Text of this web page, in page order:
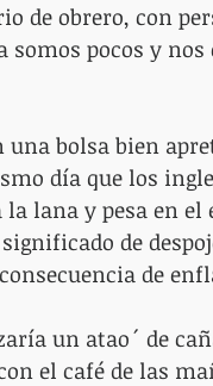
de obrero, con
pocos y
bolsa bien
día que los
lana y pesa en el
de
de
un atao´ de
el café de las